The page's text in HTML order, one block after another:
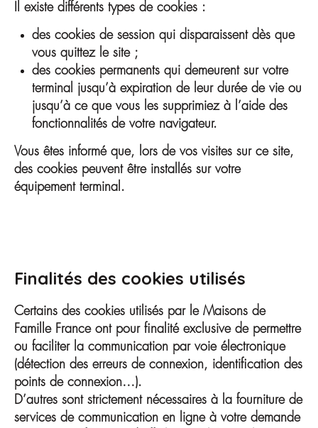
Il existe différents types de cookies :
des cookies de session qui disparaissent dès que
vous quittez le site ;
des cookies permanents qui demeurent sur votre
terminal jusqu’à expiration de leur durée de vie ou
jusqu’à ce que vous les supprimiez à l’aide des
fonctionnalités de votre navigateur.
Vous êtes informé que, lors de vos visites sur ce site,
des cookies peuvent être installés sur votre
équipement terminal.
Finalités des cookies utilisés
Certains des cookies utilisés par le Maisons de
Famille France ont pour finalité exclusive de permettre
ou faciliter la communication par voie électronique
(détection des erreurs de connexion, identification des
points de connexion…).
D’autres sont strictement nécessaires à la fourniture de
services de communication en ligne à votre demande